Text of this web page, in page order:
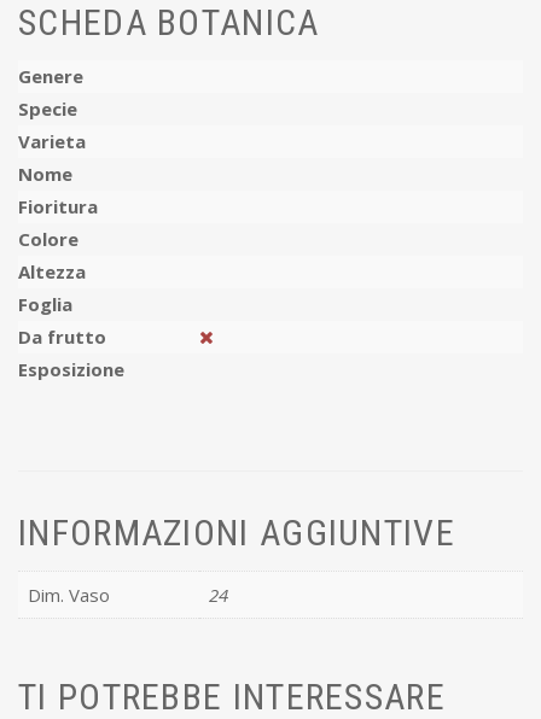
SCHEDA BOTANICA
Genere
Specie
Varieta
Nome
Fioritura
Colore
Altezza
Foglia
Da frutto
Esposizione
INFORMAZIONI AGGIUNTIVE
Dim. Vaso 24
TI POTREBBE INTERESSARE